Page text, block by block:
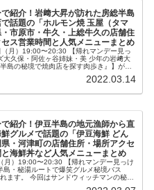
紹介！岩﨑大昇が訪れた房総半島
話題の「ホルモン焼 玉屋（タマ
市原市・牛久・上総牛久の店舗住
ス営業時間と人気メニューまとめ
月）19:00〜20:30 【帰れマンデー見っ
大久保・阿佐ヶ谷姉妹・美 少年の岩﨑大
島の秘境で焼肉店を探す肉歩き』】が放
2022.03.14
紹介！伊豆半島の地元漁師から直
グルメで話題の「伊豆海鮮 どん
・河津町の店舗住所・場所アクセ
海鮮丼など人気メニューまとめ
月）19:00〜20:30 【帰れマンデー見っけ
島・秘湯ルートで爆笑グルメ秘境バス
ます。 今回はサンドウィッチマンの秘境